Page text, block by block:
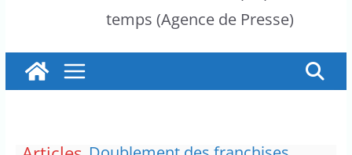
temps (Agence de Presse)